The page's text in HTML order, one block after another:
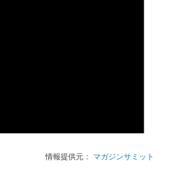
情報提供元： マガジンサミット